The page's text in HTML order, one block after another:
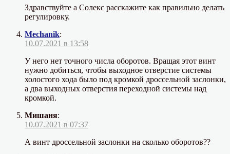
Здравствуйте а Солекс расскажите как правильно делать
регулировку.
Mechanik:
10.07.2021 в 13:58
У него нет точного числа оборотов. Вращая этот винт
нужно добиться, чтобы выходное отверстие системы
холостого хода было под кромкой дроссельной заслонки,
а два выходных отверстия переходной системы над
кромкой.
Мишаня:
10.07.2021 в 07:37
А винт дроссельной заслонки на сколько оборотов??